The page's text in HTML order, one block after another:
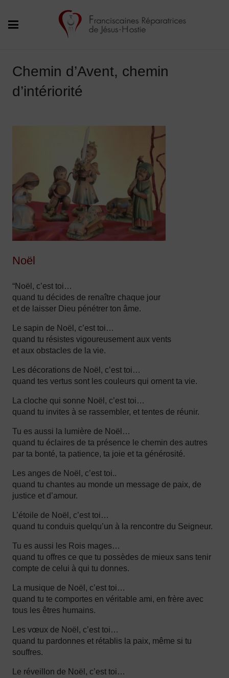
Chemin d’Avent, chemin
d’intériorité
Noël
“Noël, c’est toi…
quand tu décides de renaître chaque jour
et de laisser Dieu pénétrer ton âme.
Le sapin de Noël, c’est toi…
quand tu résistes vigoureusement aux vents
et aux obstacles de la vie.
Les décorations de Noël, c’est toi…
quand tes vertus sont les couleurs qui ornent ta vie.
La cloche qui sonne Noël, c’est toi…
quand tu invites à se rassembler, et tentes de réunir.
Tu es aussi la lumière de Noël…
quand tu éclaires de ta présence le chemin des autres
par ta bonté, ta patience, ta joie et ta générosité.
Les anges de Noël, c’est toi..
quand tu chantes au monde un message de paix, de
justice et d’amour.
L’étoile de Noël, c’est toi…
quand tu conduis quelqu’un à la rencontre du Seigneur.
Tu es aussi les Rois mages…
quand tu offres ce que tu possèdes de mieux sans tenir
compte de celui à qui tu donnes.
La musique de Noël, c’est toi…
quand tu te comportes en véritable ami, en frère avec
tous les êtres humains.
Les vœux de Noël, c’est toi…
quand tu pardonnes et rétablis la paix, même si tu
souffres.
Le réveillon de Noël, c’est toi…